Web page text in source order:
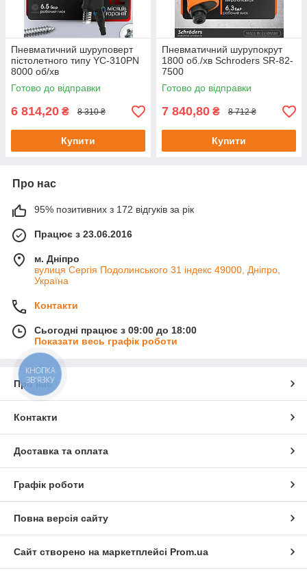
Пневматичний шуруповерт
пістолетного типу YC-310PN
8000 об/хв
Готово до відправки
6 814,20 ₴ 8 310 ₴
Купити
Пневматичний шурупокрут
1800 об./хв Schroders SR-82-
7500
Готово до відправки
7 840,80 ₴ 8 712 ₴
Купити
Про нас
95% позитивних з 172 відгуків за рік
Працює з 23.06.2016
м. Дніпро
вулиця Сергія Подолинського 31 індекс 49000, Дніпро,
Україна
Контакти
Сьогодні працює з 09:00 до 18:00
Показати весь графік роботи
Про нас
Контакти
Доставка та оплата
Графік роботи
Повна версія сайту
Сайт створено на маркетплейсі Prom.ua
КНОПКА
ЗВ'ЯЗКУ